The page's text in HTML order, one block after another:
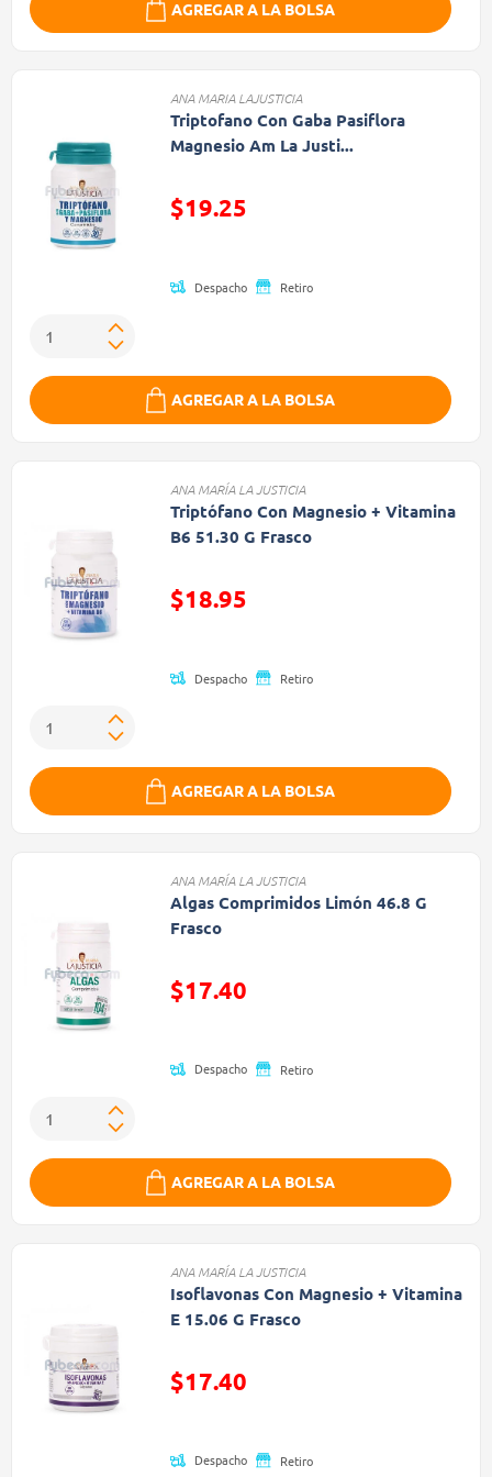
AGREGAR A LA BOLSA
ANA MARIA LAJUSTICIA
Triptofano Con Gaba Pasiflora
Magnesio Am La Justi...
Precio reducido de
$19.25
Despacho Retiro
AGREGAR A LA BOLSA
ANA MARÍA LA JUSTICIA
Triptófano Con Magnesio + Vitamina
B6 51.30 G Frasco
Precio reducido de
$18.95
Despacho Retiro
AGREGAR A LA BOLSA
ANA MARÍA LA JUSTICIA
Algas Comprimidos Limón 46.8 G
Frasco
Precio reducido de
$17.40
Despacho Retiro
AGREGAR A LA BOLSA
ANA MARÍA LA JUSTICIA
Isoflavonas Con Magnesio + Vitamina
E 15.06 G Frasco
Precio reducido de
$17.40
Despacho Retiro